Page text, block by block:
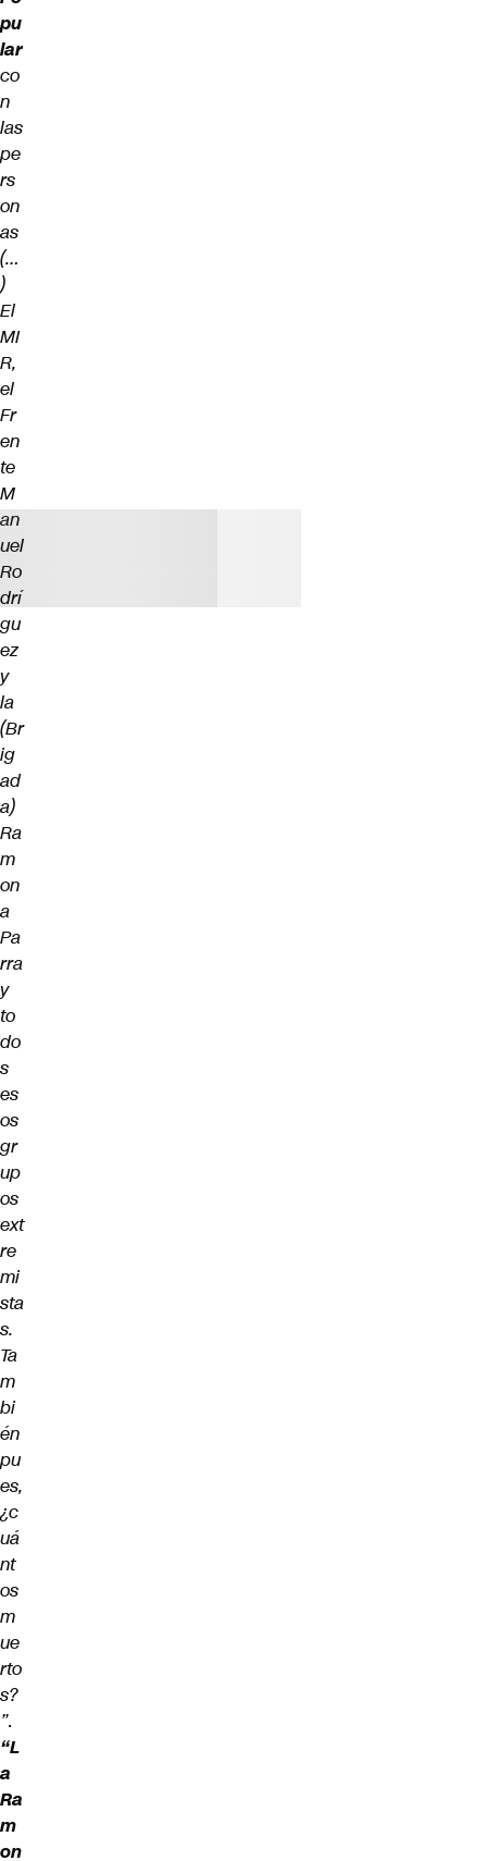
pu
lar
co
n
las
pe
rs
on
as
(…
)
El
MI
R,
el
Fr
en
te
M
an
uel
Ro
drí
gu
ez
y
la
(Br
ig
ad
a)
Ra
m
on
a
Pa
rra
y
to
do
s
es
os
gr
up
os
ext
re
mi
sta
s.
Ta
m
bi
én
pu
es,
¿c
uá
nt
os
m
ue
rto
s?
”.
“L
a
Ra
m
on